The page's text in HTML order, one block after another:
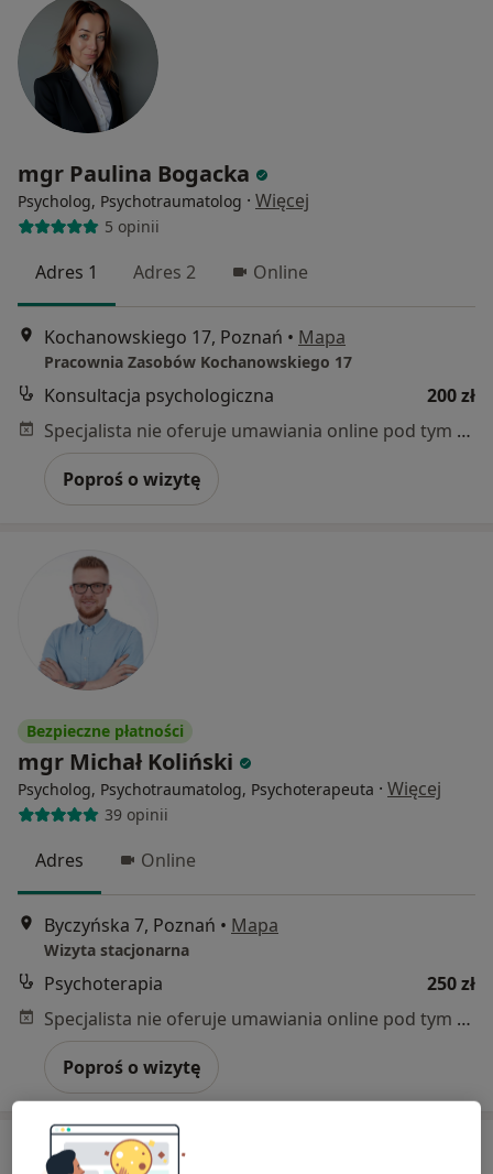
mgr Paulina Bogacka
Psycholog, Psychotraumatolog · Więcej
5 opinii
Adres 1 Adres 2 Online
Kochanowskiego 17, Poznań • Mapa
Pracownia Zasobów Kochanowskiego 17
Konsultacja psychologiczna
200 zł
Specjalista nie oferuje umawiania online pod tym adresem.
Poproś o wizytę
Bezpieczne płatności
mgr Michał Koliński
Psycholog, Psychotraumatolog, Psychoterapeuta · Więcej
39 opinii
Adres Online
Byczyńska 7, Poznań • Mapa
Wizyta stacjonarna
Psychoterapia
250 zł
Specjalista nie oferuje umawiania online pod tym adresem.
Poproś o wizytę